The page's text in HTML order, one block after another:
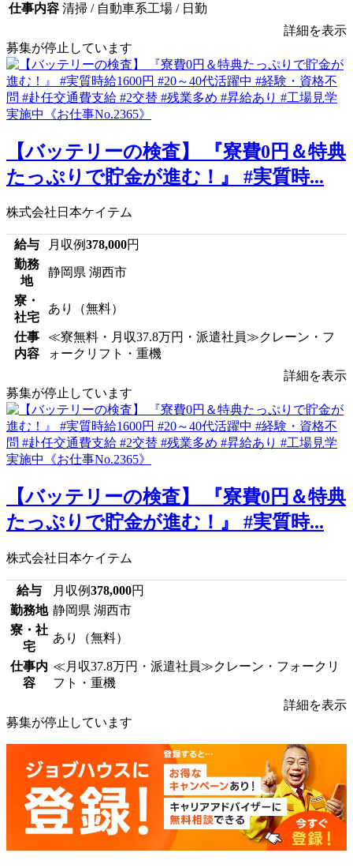
仕事内容 清掃 / 自動車系工場 / 日勤
詳細を表示
募集が停止しています
【バッテリーの検査】 『寮費0円＆特典
たっぷりで貯金が進む！』 #実質時...
株式会社日本ケイテム
給与 月収例378,000円
勤務
地
静岡県 湖西市
寮・
社宅
あり（無料）
仕事
内容
≪寮無料・月収37.8万円・派遣社員≫クレーン・フ
ォークリフト・重機
詳細を表示
募集が停止しています
【バッテリーの検査】 『寮費0円＆特典
たっぷりで貯金が進む！』 #実質時...
株式会社日本ケイテム
給与 月収例378,000円
勤務地 静岡県 湖西市
寮・社
宅
あり（無料）
仕事内
容
≪月収37.8万円・派遣社員≫クレーン・フォークリ
フト・重機
詳細を表示
募集が停止しています